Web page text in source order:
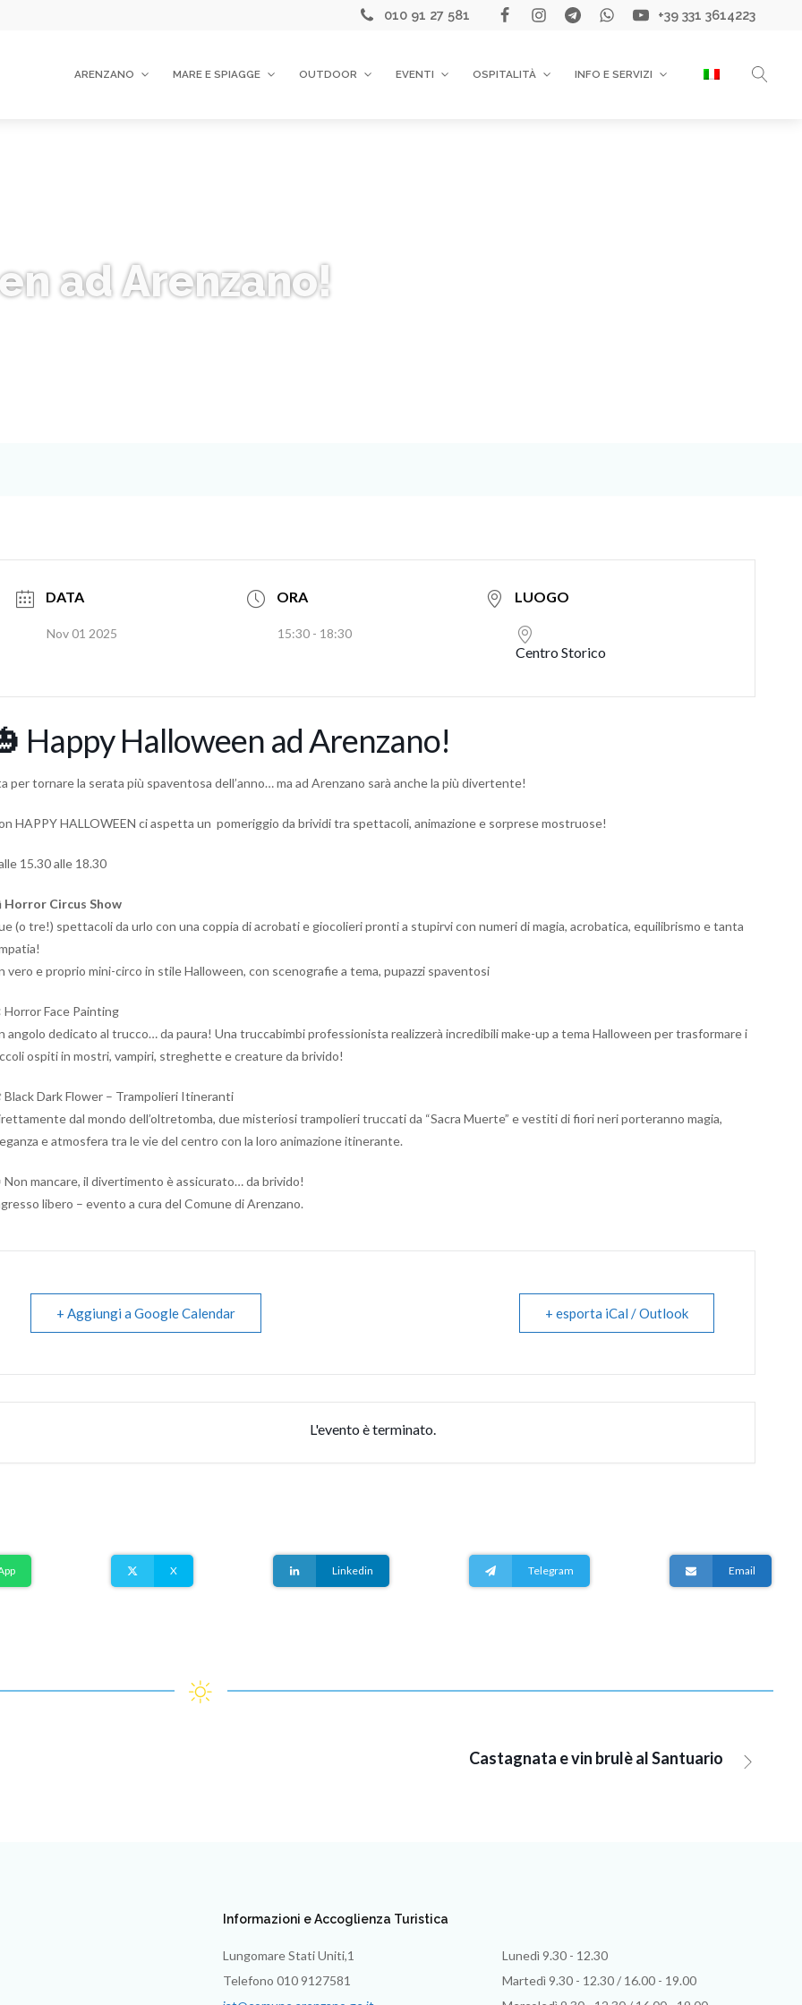
010 91 27 581 +39 331 3614223
ARENZANO MARE E SPIAGGE OUTDOOR EVENTI OSPITALITÀ INFO E SERVIZI
ad Arenzano!
DATA
Nov 01 2025
ORA
15:30 - 18:30
LUOGO
Centro Storico
Happy Halloween ad Arenzano!
per tornare la serata più spaventosa dell’anno… ma ad Arenzano sarà anche la più divertente!
HAPPY HALLOWEEN ci aspetta un pomeriggio da brividi tra spettacoli, animazione e sorprese mostruose!
15.30 alle 18.30
Horror Circus Show
(o tre!) spettacoli da urlo con una coppia di acrobati e giocolieri pronti a stupirvi con numeri di magia, acrobatica, equilibrismo e tanta
vero e proprio mini-circo in stile Halloween, con scenografie a tema, pupazzi spaventosi
Horror Face Painting
angolo dedicato al trucco… da paura! Una truccabimbi professionista realizzerà incredibili make-up a tema Halloween per trasformare i
ospiti in mostri, vampiri, streghette e creature da brivido!
Black Dark Flower – Trampolieri Itineranti
dal mondo dell’oltretomba, due misteriosi trampolieri truccati da “Sacra Muerte” e vestiti di fiori neri porteranno magia,
e atmosfera tra le vie del centro con la loro animazione itinerante.
Non mancare, il divertimento è assicurato… da brivido!
libero – evento a cura del Comune di Arenzano.
+ Aggiungi a Google Calendar + esporta iCal / Outlook
L'evento è terminato.
X Email
Linkedin Telegram
Castagnata e vin brulè al Santuario
Informazioni e Accoglienza Turistica
Lungomare Stati Uniti,1
Telefono 010 9127581
Lunedì 9.30 - 12.30
Martedì 9.30 - 12.30 / 16.00 - 19.00